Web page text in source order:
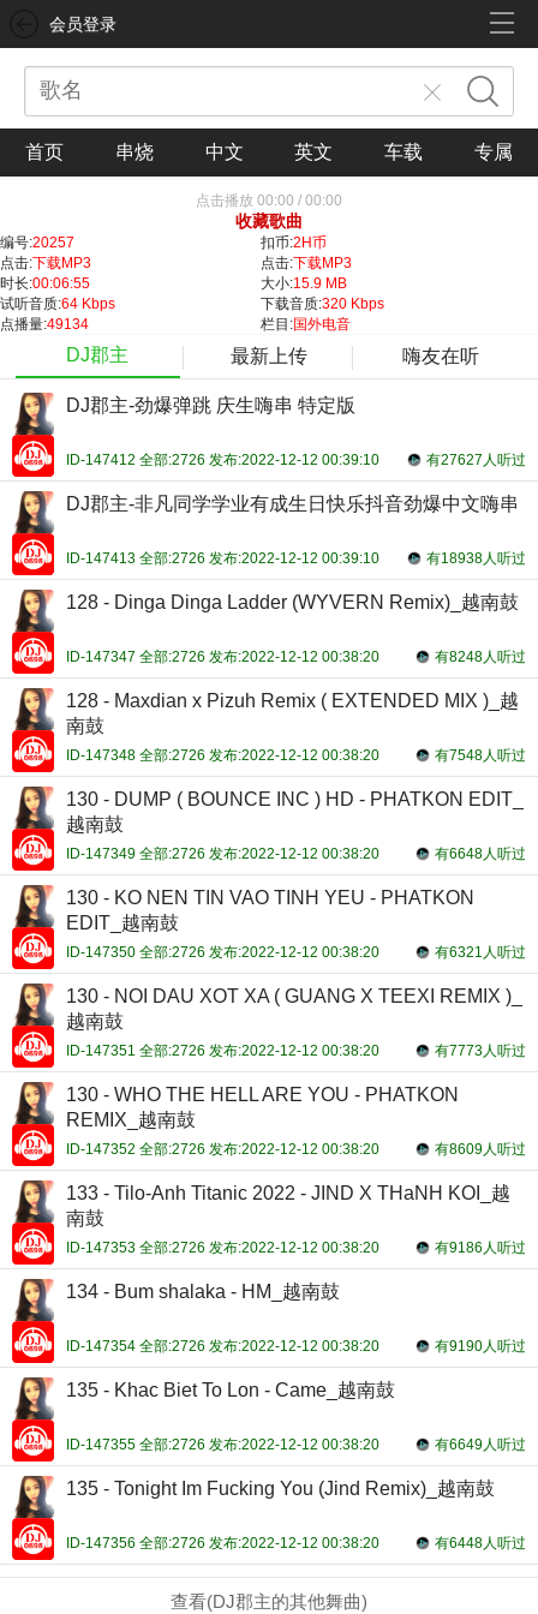
会员登录
首页 串烧 中文 英文 车载 专属
点击播放 00:00 / 00:00
收藏歌曲
编号:20257 扣币:2H币
点击:下载MP3 点击:下载MP3
时长:00:06:55 大小:15.9 MB
试听音质:64 Kbps 下载音质:320 Kbps
点播量:49134 栏目:国外电音
DJ郡主 最新上传 嗨友在听
DJ郡主-劲爆弹跳 庆生嗨串 特定版
有27627人听过
ID-147412 全部:2726 发布:2022-12-12 00:39:10
DJ郡主-非凡同学学业有成生日快乐抖音劲爆中文嗨串
有18938人听过
ID-147413 全部:2726 发布:2022-12-12 00:39:10
128 - Dinga Dinga Ladder (WYVERN Remix)_越南鼓
有8248人听过
ID-147347 全部:2726 发布:2022-12-12 00:38:20
128 - Maxdian x Pizuh Remix ( EXTENDED MIX )_越
南鼓
有7548人听过
ID-147348 全部:2726 发布:2022-12-12 00:38:20
130 - DUMP ( BOUNCE INC ) HD - PHATKON EDIT_
越南鼓
有6648人听过
ID-147349 全部:2726 发布:2022-12-12 00:38:20
130 - KO NEN TIN VAO TINH YEU - PHATKON
EDIT_越南鼓
有6321人听过
ID-147350 全部:2726 发布:2022-12-12 00:38:20
130 - NOI DAU XOT XA ( GUANG X TEEXI REMIX )_
越南鼓
有7773人听过
ID-147351 全部:2726 发布:2022-12-12 00:38:20
130 - WHO THE HELL ARE YOU - PHATKON
REMIX_越南鼓
有8609人听过
ID-147352 全部:2726 发布:2022-12-12 00:38:20
133 - Tilo-Anh Titanic 2022 - JIND X THaNH KOI_越
南鼓
有9186人听过
ID-147353 全部:2726 发布:2022-12-12 00:38:20
134 - Bum shalaka - HM_越南鼓
有9190人听过
ID-147354 全部:2726 发布:2022-12-12 00:38:20
135 - Khac Biet To Lon - Came_越南鼓
有6649人听过
ID-147355 全部:2726 发布:2022-12-12 00:38:20
135 - Tonight Im Fucking You (Jind Remix)_越南鼓
有6448人听过
ID-147356 全部:2726 发布:2022-12-12 00:38:20
查看(DJ郡主的其他舞曲)